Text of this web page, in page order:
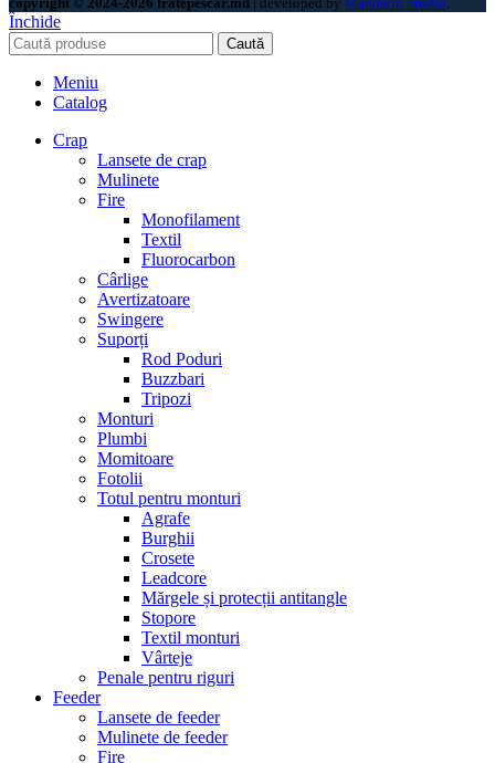
Închide
Caută
Meniu
Catalog
Crap
Lansete de crap
Mulinete
Fire
Monofilament
Textil
Fluorocarbon
Cârlige
Avertizatoare
Swingere
Suporți
Rod Poduri
Buzzbari
Tripozi
Monturi
Plumbi
Momitoare
Fotolii
Totul pentru monturi
Agrafe
Burghii
Crosete
Leadcore
Mărgele și protecții antitangle
Stopore
Textil monturi
Vârteje
Penale pentru riguri
Feeder
Lansete de feeder
Mulinete de feeder
Fire